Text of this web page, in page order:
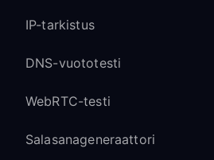
VPN:n kautta
palvelimen
Muut pelaajat eivät näe
osoitettasi, mikä
IP-tarkistus
DNS-vuototesti
WebRTC-testi
Salasanageneraattori